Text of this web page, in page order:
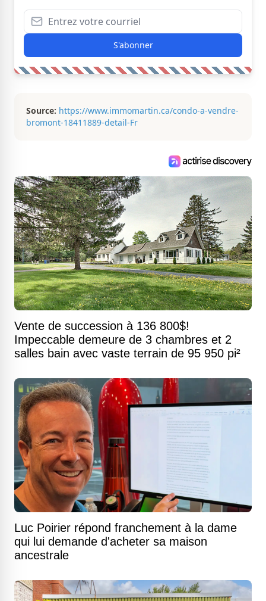
S'abonner
Source: https://www.immomartin.ca/condo-a-vendre-
bromont-18411889-detail-Fr
Vente de succession à 136 800$!
Impeccable demeure de 3 chambres et 2
salles bain avec vaste terrain de 95 950 pi²
Luc Poirier répond franchement à la dame
qui lui demande d'acheter sa maison
ancestrale